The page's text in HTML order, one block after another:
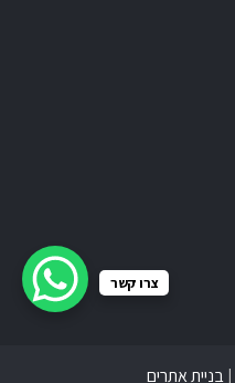
בניית אתרים
צרו קשר